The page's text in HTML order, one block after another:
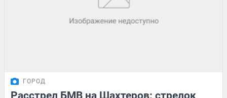
ГОРОД
Расстрел БМВ на Шахтеров: стрелок